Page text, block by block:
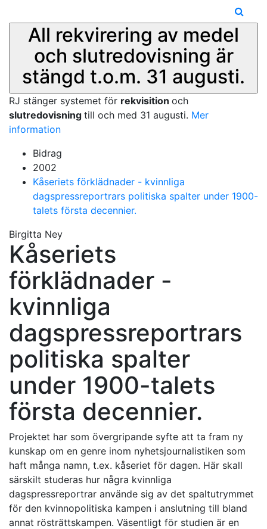
All rekvirering av medel
och slutredovisning är
stängd t.o.m. 31 augusti.
RJ stänger systemet för rekvisition och
slutredovisning till och med 31 augusti. Mer
information
Bidrag
2002
Kåseriets förklädnader - kvinnliga
dagspressreportrars politiska spalter under 1900-
talets första decennier.
Birgitta Ney
Kåseriets
förklädnader -
kvinnliga
dagspressreportrars
politiska spalter
under 1900-talets
första decennier.
Projektet har som övergripande syfte att ta fram ny
kunskap om en genre inom nyhetsjournalistiken som
haft många namn, t.ex. kåseriet för dagen. Här skall
särskilt studeras hur några kvinnliga
dagspressreportrar använde sig av det spaltutrymmet
för den kvinnopolitiska kampen i anslutning till bland
annat rösträttskampen. Väsentligt för studien är en